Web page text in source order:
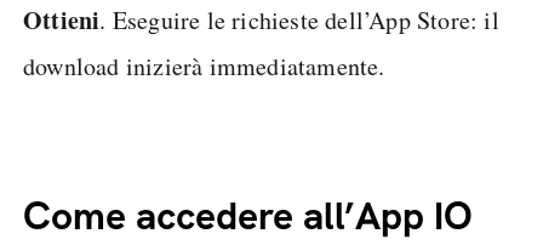
Ottieni. Eseguire le richieste dell’App Store: il
download inizierà immediatamente.
Come accedere all’App IO